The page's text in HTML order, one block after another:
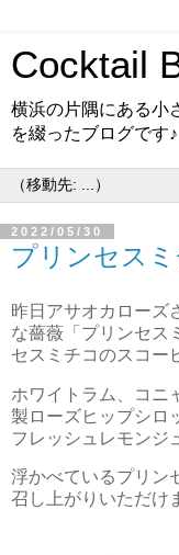
Cocktail
横浜の片隅にある小
を綴ったブログです♪
2022/05/30
プリンセス
昨日アサオカローズ
な薔薇「プリンセス
セスミチコのスコー
ホワイトラム、コニ
製ローズヒップシロ
フレッシュレモンジ
浮かべているプリン
召し上がりいただけ